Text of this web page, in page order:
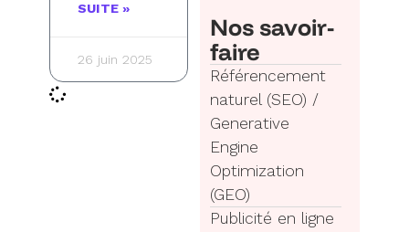
SUITE »
26 juin 2025
Nos savoir-
faire
Référencement
naturel (SEO) /
Generative
Engine
Optimization
(GEO)
Publicité en ligne